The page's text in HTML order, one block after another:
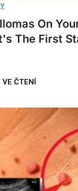
On
The First